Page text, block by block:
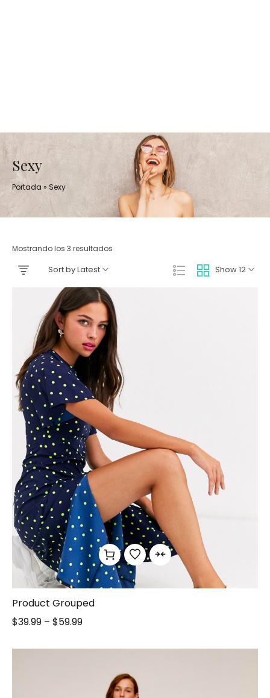
Sexy
Portada » Sexy
Mostrando los 3 resultados
Show 12
Sort by Latest
Product Grouped
$39.99 – $59.99